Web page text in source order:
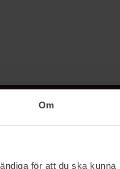
Om
för att du ska kunna
Følg oss